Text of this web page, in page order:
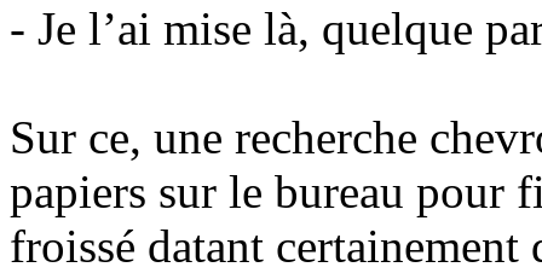
- Je l’ai mise là, quelque
Sur ce, une recherche
papiers sur le bureau pour
froissé datant certainement